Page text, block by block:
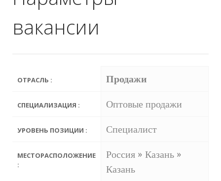
вакансии
ОТРАСЛЬ : Продажи
СПЕЦИАЛИЗАЦИЯ : Оптовые продажи
УРОВЕНЬ ПОЗИЦИИ : Специалист
МЕСТОРАСПОЛОЖЕНИЕ
:
Россия » Казань »
Казань